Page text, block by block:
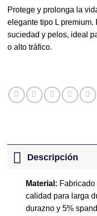
Protege y prolonga la
elegante tipo L premium.
suciedad y pelos, ideal
o alto tráfico.
Descripción
Material:
calidad para larga
durazno y 5%